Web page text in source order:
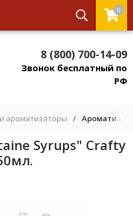
0
8 (800) 700-14-09
Звонок бесплатный по
РФ
ароматизаторы /
Syrups" Crafty